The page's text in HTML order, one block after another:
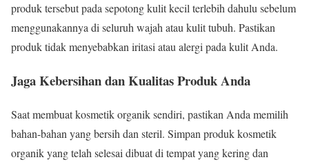
produk tersebut pada sepotong kulit kecil terlebih dahulu sebelum
menggunakannya di seluruh wajah atau kulit tubuh. Pastikan
produk tidak menyebabkan iritasi atau alergi pada kulit Anda.
Jaga Kebersihan dan Kualitas Produk Anda
Saat membuat kosmetik organik sendiri, pastikan Anda memilih
bahan-bahan yang bersih dan steril. Simpan produk kosmetik
organik yang telah selesai dibuat di tempat yang kering dan